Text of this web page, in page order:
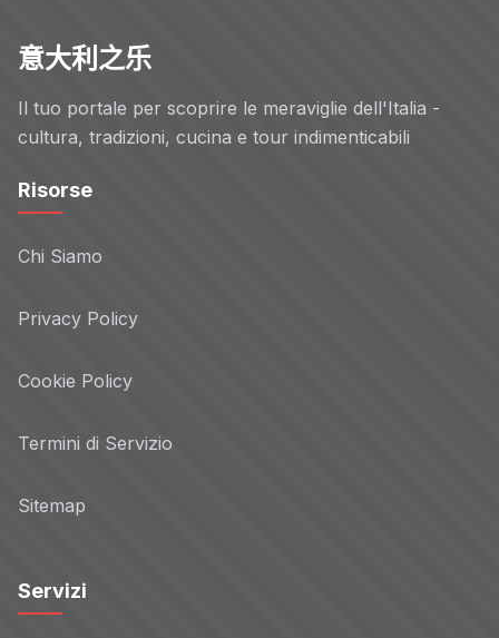
意大利之乐
Il tuo portale per scoprire le meraviglie dell'Italia -
cultura, tradizioni, cucina e tour indimenticabili
Risorse
Chi Siamo
Privacy Policy
Cookie Policy
Termini di Servizio
Sitemap
Servizi